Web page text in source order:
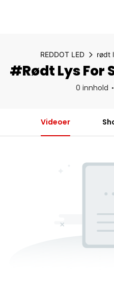
REDDOT LED rødt
#rødt Lys For
0 innhold
Videoer